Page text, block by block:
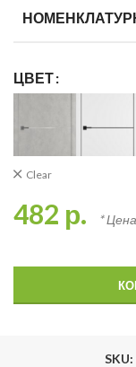
ЦВЕТ
Clear
482 р. *
SKU: